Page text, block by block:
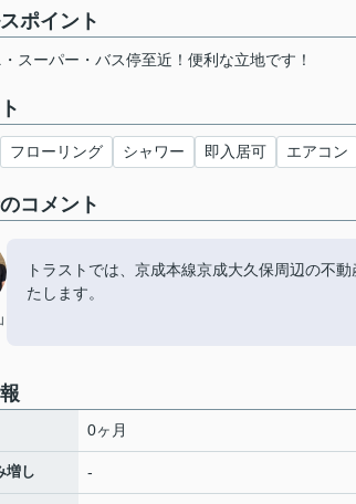
ポイント
スーパー・バス停至近！便利な立地です！
フローリング シャワー 即入居可 エアコン
コメント
トラストでは、京成本線京成大久保周辺の不
たします。
0ヶ月
増し -